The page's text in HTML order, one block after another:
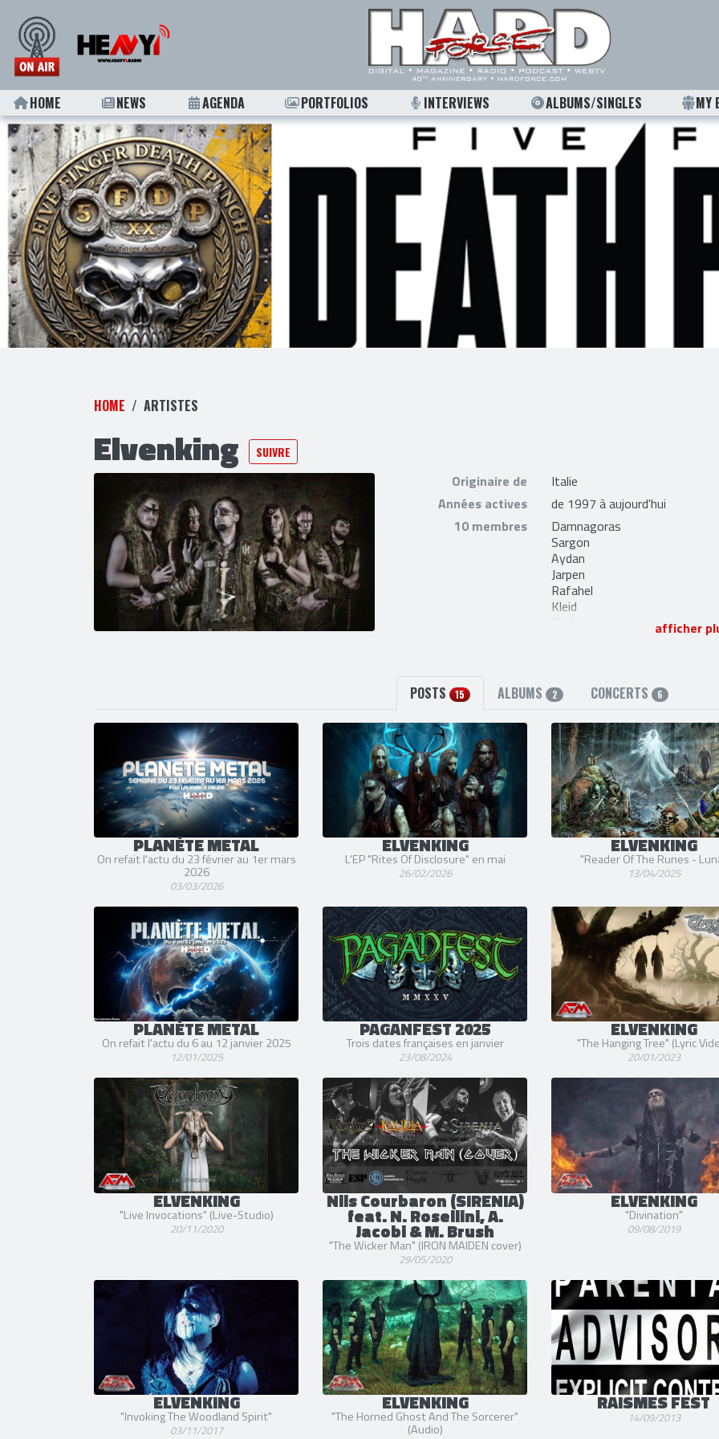
HOME NEWS AGENDA PORTFOLIOS INTERVIEWS ALBUMS/SINGLES MY
HOME ARTISTES
Elvenking SUIVRE
Originaire de
Italie
Années actives
de 1997 à aujourd'hui
10 membres
Damnagoras
Sargon
Aydan
Jarpen
Rafahel
Kleid
Gorlan
2 liens externes
site officieletmyspace
afficher
POSTS 15 ALBUMS 2 CONCERTS 6
PLANÈTE METAL
On refait l'actu du 23 février au 1er mars
2026
03/03/2026
ELVENKING
L'EP "Rites Of Disclosure" en mai
26/02/2026
ELVENKING
"Reader Of The Runes -
13/04/2025
PLANÈTE METAL
On refait l'actu du 6 au 12 janvier 2025
12/01/2025
PAGANFEST 2025
Trois dates françaises en janvier
23/08/2024
ELVENKING
"The Hanging Tree" (Lyric
20/01/2023
ELVENKING
"Live Invocations" (Live-Studio)
20/11/2020
Nils Courbaron (SIRENIA)
feat. N. Rosellini, A.
Jacobi & M. Brush
"The Wicker Man" (IRON MAIDEN cover)
29/05/2020
ELVENKING
"Divination"
09/08/2019
ELVENKING
"Invoking The Woodland Spirit"
03/11/2017
ELVENKING
"The Horned Ghost And The Sorcerer"
(Audio)
RAISMES FEST
14/09/2013